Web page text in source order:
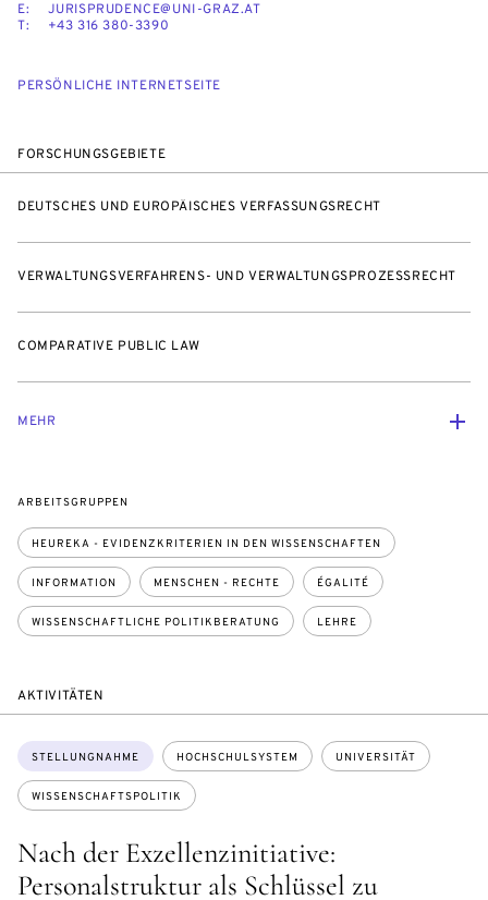
E:
JURISPRUDENCE@UNI-GRAZ.AT
T:
+43 316 380-3390
PERSÖNLICHE INTERNETSEITE
FORSCHUNGSGEBIETE
DEUTSCHES UND EUROPÄISCHES VERFASSUNGSRECHT
VERWALTUNGSVERFAHRENS- UND VERWALTUNGSPROZESSRECHT
COMPARATIVE PUBLIC LAW
MEHR
ARBEITSGRUPPEN
HEUREKA - EVIDENZKRITERIEN IN DEN WISSENSCHAFTEN
INFORMATION MENSCHEN - RECHTE ÉGALITÉ
WISSENSCHAFTLICHE POLITIKBERATUNG LEHRE
AKTIVITÄTEN
Nach der Exzellenzinitiative:
Personalstruktur als Schlüssel zu
Themen:
STELLUNGNAHME HOCHSCHULSYSTEM UNIVERSITÄT
WISSENSCHAFTSPOLITIK